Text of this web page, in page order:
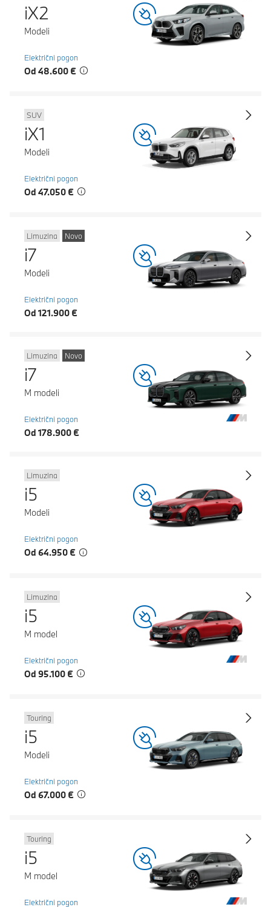
iX2
Modeli
Električni pogon
Od 48.600 €
SUV
iX1
Modeli
Električni pogon
Od 47.050 €
Limuzina Novo
i7
Modeli
Električni pogon
Od 121.900 €
Limuzina Novo
i7
M modeli
Električni pogon
Od 178.900 €
Limuzina
i5
Modeli
Električni pogon
Od 64.950 €
Limuzina
i5
M model
Električni pogon
Od 95.100 €
Touring
i5
Modeli
Električni pogon
Od 67.000 €
Touring
i5
M model
Električni pogon